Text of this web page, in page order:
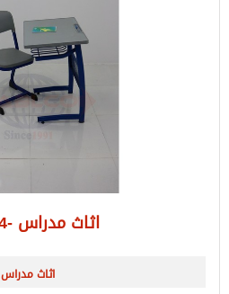
اثاث مدراس -cc-354
اثاث مدراس